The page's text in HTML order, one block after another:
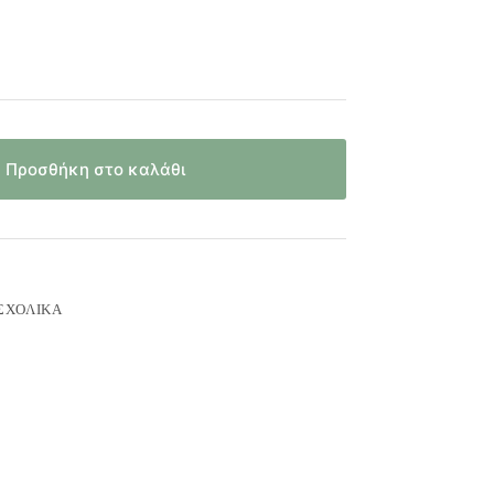
Προσθήκη στο καλάθι